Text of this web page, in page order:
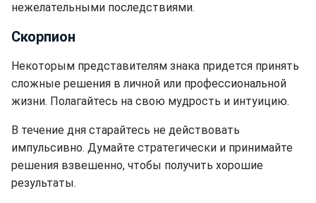
нежелательными последствиями.
Скорпион
Некоторым представителям знака придется принять
сложные решения в личной или профессиональной
жизни. Полагайтесь на свою мудрость и интуицию.
В течение дня старайтесь не действовать
импульсивно. Думайте стратегически и принимайте
решения взвешенно, чтобы получить хорошие
результаты.